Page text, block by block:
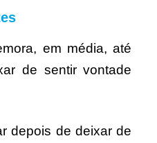
em média, até
de sentir vontade
depois de deixar de